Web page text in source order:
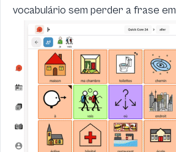
vocabulário sem perder a frase